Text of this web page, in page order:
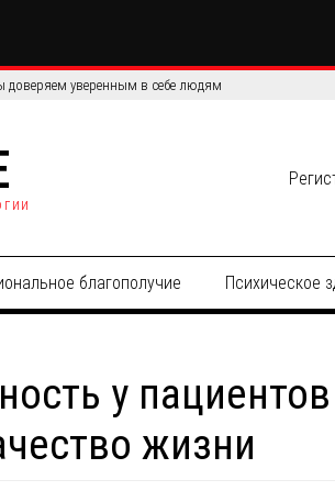
сравнение эффективности и точности данных
благополучие Психическое
у
жизни